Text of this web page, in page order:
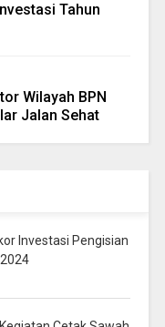
Tahun
Wilayah BPN
Jalan Sehat
Investasi Pengisian